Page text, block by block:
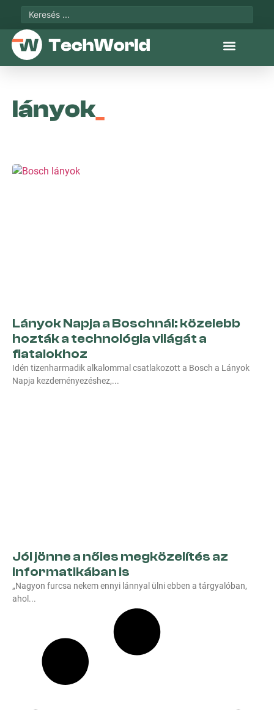
lányok_
Lányok Napja a Boschnál: közelebb
hozták a technológia világát a
fiatalokhoz
Idén tizenharmadik alkalommal csatlakozott a Bosch a Lányok
Napja kezdeményezéshez,
Jól jönne a nőies megközelítés az
informatikában is
„Nagyon furcsa nekem ennyi lánnyal ülni ebben a tárgyalóban,
ahol